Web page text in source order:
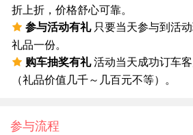
折上折，价格舒心可靠。
参与活动有礼只要当天参与到活
礼品一份。
购车抽奖有礼活动当天成功订车
（礼品价值几千～几百元不等）。
参与流程